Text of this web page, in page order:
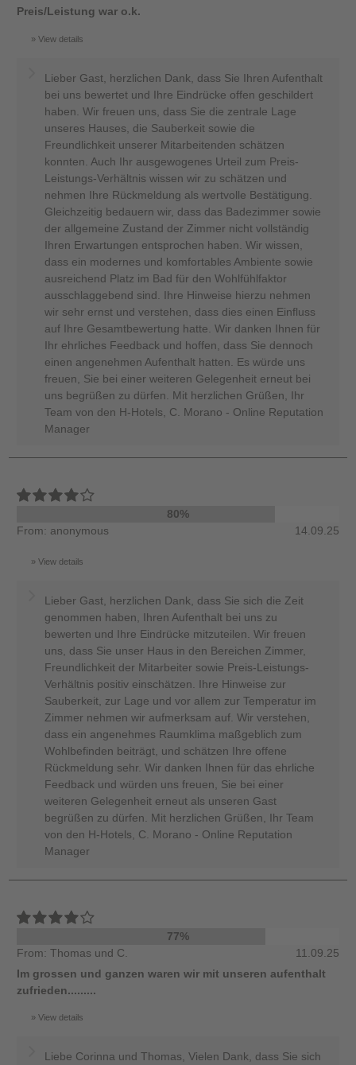
Preis/Leistung war o.k.
View details
Lieber Gast, herzlichen Dank, dass Sie Ihren Aufenthalt
bei uns bewertet und Ihre Eindrücke offen geschildert
haben. Wir freuen uns, dass Sie die zentrale Lage
unseres Hauses, die Sauberkeit sowie die
Freundlichkeit unserer Mitarbeitenden schätzen
konnten. Auch Ihr ausgewogenes Urteil zum Preis-
Leistungs-Verhältnis wissen wir zu schätzen und
nehmen Ihre Rückmeldung als wertvolle Bestätigung.
Gleichzeitig bedauern wir, dass das Badezimmer sowie
der allgemeine Zustand der Zimmer nicht vollständig
Ihren Erwartungen entsprochen haben. Wir wissen,
dass ein modernes und komfortables Ambiente sowie
ausreichend Platz im Bad für den Wohlfühlfaktor
ausschlaggebend sind. Ihre Hinweise hierzu nehmen
wir sehr ernst und verstehen, dass dies einen Einfluss
auf Ihre Gesamtbewertung hatte. Wir danken Ihnen für
Ihr ehrliches Feedback und hoffen, dass Sie dennoch
einen angenehmen Aufenthalt hatten. Es würde uns
freuen, Sie bei einer weiteren Gelegenheit erneut bei
uns begrüßen zu dürfen. Mit herzlichen Grüßen, Ihr
Team von den H-Hotels, C. Morano - Online Reputation
Manager
80%
From: anonymous
14.09.25
View details
Lieber Gast, herzlichen Dank, dass Sie sich die Zeit
genommen haben, Ihren Aufenthalt bei uns zu
bewerten und Ihre Eindrücke mitzuteilen. Wir freuen
uns, dass Sie unser Haus in den Bereichen Zimmer,
Freundlichkeit der Mitarbeiter sowie Preis-Leistungs-
Verhältnis positiv einschätzen. Ihre Hinweise zur
Sauberkeit, zur Lage und vor allem zur Temperatur im
Zimmer nehmen wir aufmerksam auf. Wir verstehen,
dass ein angenehmes Raumklima maßgeblich zum
Wohlbefinden beiträgt, und schätzen Ihre offene
Rückmeldung sehr. Wir danken Ihnen für das ehrliche
Feedback und würden uns freuen, Sie bei einer
weiteren Gelegenheit erneut als unseren Gast
begrüßen zu dürfen. Mit herzlichen Grüßen, Ihr Team
von den H-Hotels, C. Morano - Online Reputation
Manager
77%
From: Thomas und C.
11.09.25
Im grossen und ganzen waren wir mit unseren aufenthalt
zufrieden.........
View details
Liebe Corinna und Thomas, Vielen Dank, dass Sie sich